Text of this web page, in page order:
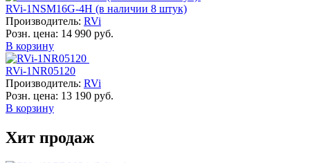
RVi-1NSM16G-4H (в наличии 8 штук)
Производитель: RVi
Розн. цена: 14 990 руб.
В корзину
RVi-1NR05120
Производитель: RVi
Розн. цена: 13 190 руб.
В корзину
Хит продаж